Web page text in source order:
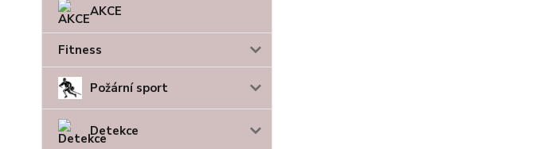
AKCE
Fitness
Požární sport
Detekce